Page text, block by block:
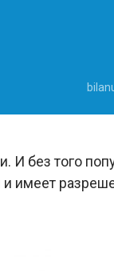
И без того
имеет